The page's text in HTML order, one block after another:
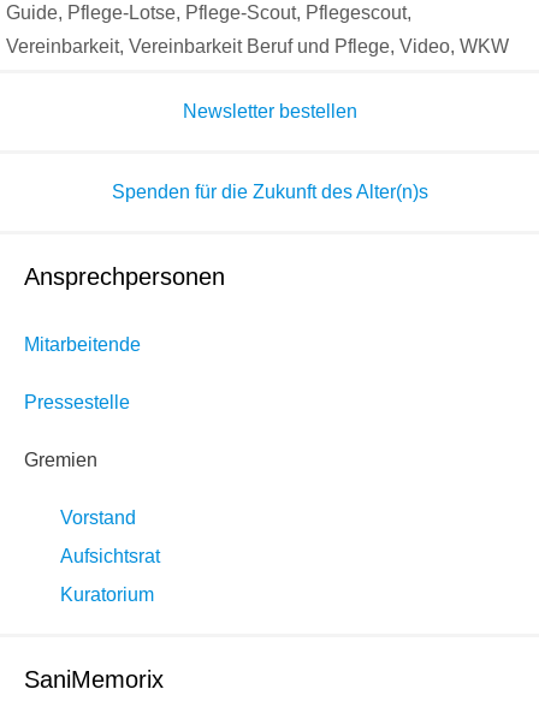
Guide, Pflege-Lotse, Pflege-Scout, Pflegescout,
Vereinbarkeit, Vereinbarkeit Beruf und Pflege, Video, WKW
Newsletter bestellen
Spenden für die Zukunft des Alter(n)s
Ansprechpersonen
Mitarbeitende
Pressestelle
Gremien
Vorstand
Aufsichtsrat
Kuratorium
SaniMemorix